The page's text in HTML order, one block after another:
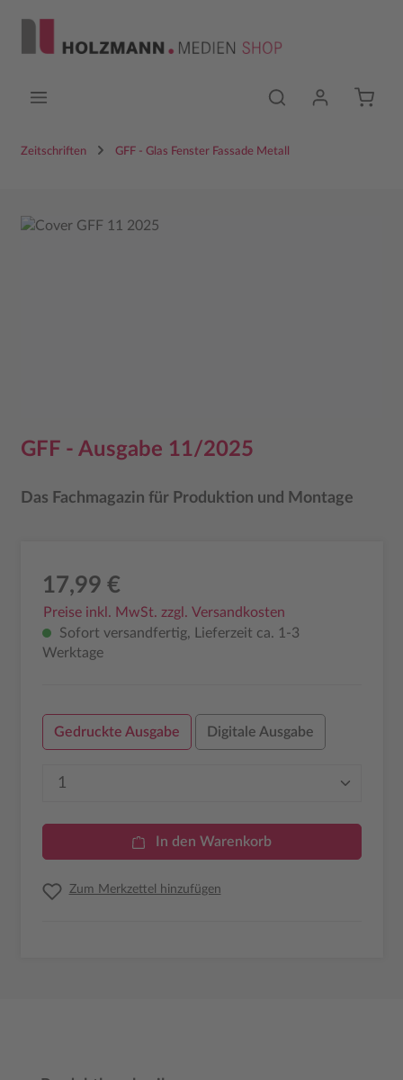
Zeitschriften GFF - Glas Fenster Fassade Metall
Bildergalerie überspringen
GFF - Ausgabe 11/2025
Das Fachmagazin für Produktion und Montage
17,99 €
Preise inkl. MwSt. zzgl. Versandkosten
Sofort versandfertig, Lieferzeit ca. 1-3
Werktage
Gedruckte Ausgabe Digitale Ausgabe
Produkt Anzahl: Gib den gewünschten
In den Warenkorb
Zum Merkzettel hinzufügen